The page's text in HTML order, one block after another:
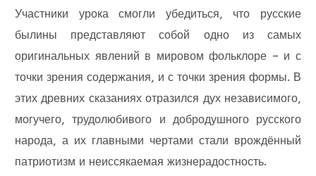
Участники урока смогли убедиться, что русские
былины представляют собой одно из самых
оригинальных явлений в мировом фольклоре – и с
точки зрения содержания, и с точки зрения формы. В
этих древних сказаниях отразился дух независимого,
могучего, трудолюбивого и добродушного русского
народа, а их главными чертами стали врождённый
патриотизм и неиссякаемая жизнерадостность.